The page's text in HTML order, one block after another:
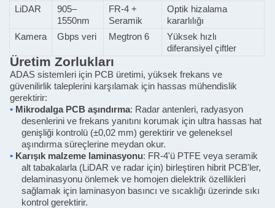
LiDAR
905–
1550nm
FR-4 +
Seramik
Optik hizalama
kararlılığı
Kamera
Gbps veri Megtron 6
Yüksek hızlı
diferansiyel çiftler
Üretim Zorlukları
ADAS sistemleri için PCB üretimi, yüksek frekans ve
güvenilirlik taleplerini karşılamak için hassas mühendislik
gerektirir:
• Mikrodalga PCB aşındırma: Radar antenleri, radyasyon
desenlerini ve frekans yanıtını korumak için ultra hassas hat
genişliği kontrolü (±0,02 mm) gerektirir ve geleneksel
aşındırma süreçlerine meydan okur.
• Karışık malzeme laminasyonu: FR-4'ü PTFE veya seramik
alt tabakalarla (LiDAR ve radar için) birleştiren hibrit PCB'ler,
delaminasyonu önlemek ve homojen dielektrik özellikleri
sağlamak için laminasyon basıncı ve sıcaklığı üzerinde sıkı
kontrol gerektirir.